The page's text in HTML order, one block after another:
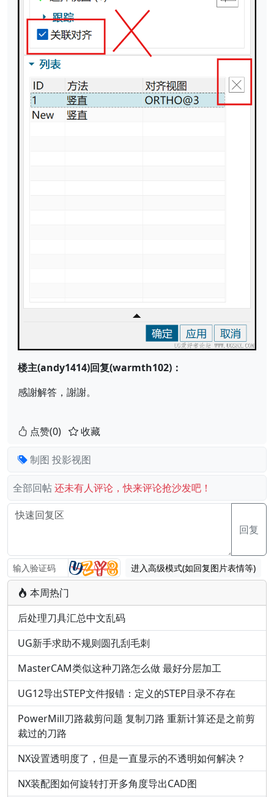
楼主(andy1414)回复(warmth102)：
感謝解答，謝謝。
点赞(0) 收藏
制图 投影视图
全部回帖还未有人评论，快来评论抢沙发吧！
回复
进入高级模式(如回复图片表情等)
本周热门
后处理刀具汇总中文乱码
UG新手求助不规则圆孔刮毛刺
MasterCAM类似这种刀路怎么做 最好分层加工
UG12导出STEP文件报错：定义的STEP目录不存在
PowerMill刀路裁剪问题 复制刀路 重新计算还是之前剪
裁过的刀路
NX设置透明度了，但是一直显示的不透明如何解决？
NX装配图如何旋转打开多角度导出CAD图